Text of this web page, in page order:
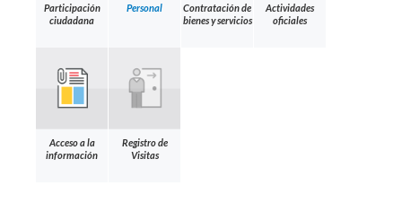
Participación
ciudadana
Personal
Contratación de
bienes y servicios
Actividades
oficiales
Acceso a la
información
Registro de
Visitas